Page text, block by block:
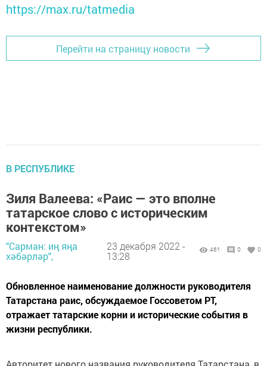
https://max.ru/tatmedia
Перейти на страницу новости
В РЕСПУБЛИКЕ
Зиля Валеева: «Раис — это вполне
татарское слово с историческим
контекстом»
"Сарман: иң яңа
хәбәрләр",
23 декабря 2022 -
13:28
461 0 0
Обновленное наименование должности руководителя
Татарстана раис, обсуждаемое Госсоветом РТ,
отражает татарские корни и исторические события в
жизни республики.